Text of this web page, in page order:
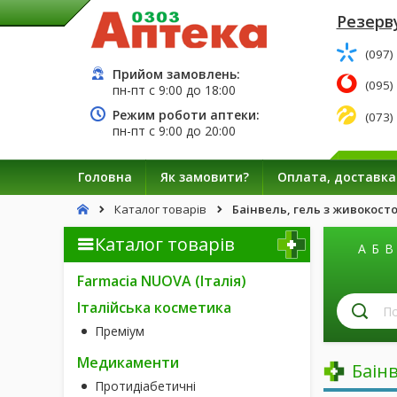
Прийом замовлень:
пн-пт с9:00 до 18:00
Режим роботи аптеки:
пн-пт с9:00 до 20:00
(097)
(095)
(073)
Головна Як замовити? Оплата, доставка
Каталог товарів Баінвель, гель з
Каталог товарів
Farmacia NUOVA (Італія)
Італійська косметика
Преміум
Медикаменти
Протидіабетичні
А Б В
за